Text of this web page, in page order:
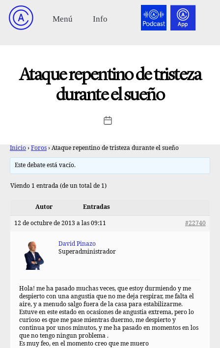
Ataque repentino de tristeza
durante el sueño
Inicio › Foros › Ataque repentino de tristeza durante el sueño
Este debate está vacío.
Viendo 1 entrada (de un total de 1)
Autor Entradas
12 de octubre de 2013 a las 09:11 #22740
David Pinazo
Superadministrador
Hola! me ha pasado muchas veces, que estoy durmiendo y me
despierto con una angustia que no me deja respirar, me falta el
aire, y a menudo salgo fuera de la casa para estabilizarme.
Estuve en este estado en ocasiones de angustia extrema, pero lo
curioso es que me pase mientras duermo, me despierto y
continua por unos minutos, y me ha pasado en momentos en los
que no tengo ningun problema .
Es muy feo, en el momento creo que me muero